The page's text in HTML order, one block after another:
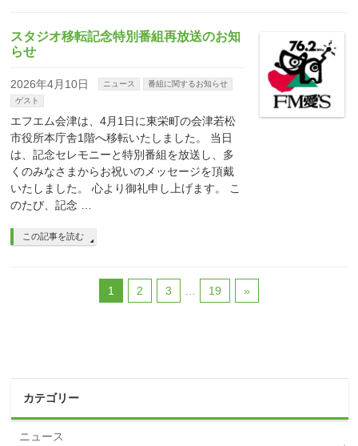
スタジオ移転記念特別番組再放送のお知
らせ
2026年4月10日 ニュース
番組に関するお知らせ
ゲスト
エフエム会津は、4月1日に東栄町の会津若松
市役所本庁舎1階へ移転いたしました。 当日
は、記念セレモニーと特別番組を放送し、多
くのみなさまからお祝いのメッセージを頂戴
いたしました。 心より御礼申し上げます。 こ
のたび、記念 …
この記事を読む
1 2 3 19 »
カテゴリー
ニュース